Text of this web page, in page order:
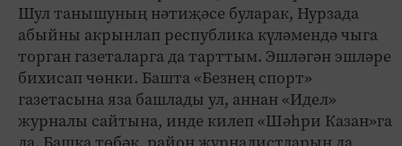
Шул танышуның нәтиҗәсе буларак, Нурзада
абыйны акрынлап республика күләмендә чыга
торган газеталарга да тарттым. Эшләгән эшләре
бихисап чөнки. Башта «Безнең спорт»
газетасына яза башлады ул, аннан «Идел»
журналы сайтына, инде килеп «Шәһри Казан»га